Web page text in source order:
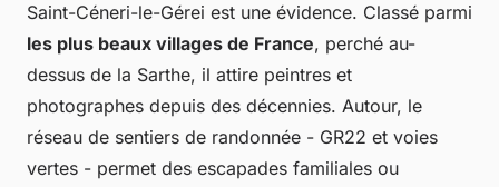
Saint-Céneri-le-Gérei est une évidence. Classé parmi
les plus beaux villages de France, perché au-
dessus de la Sarthe, il attire peintres et
photographes depuis des décennies. Autour, le
réseau de sentiers de randonnée - GR22 et voies
vertes - permet des escapades familiales ou